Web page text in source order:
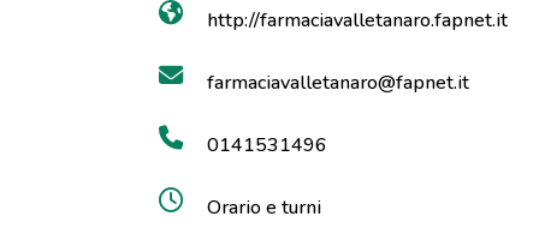
http://farmaciavalletanaro.fapnet.it
farmaciavalletanaro@fapnet.it
0141531496
Orario e turni